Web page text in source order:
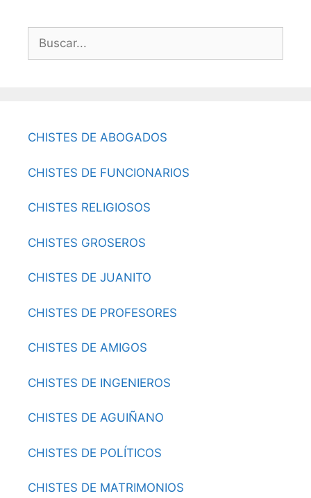
Buscar:
CHISTES DE ABOGADOS
CHISTES DE FUNCIONARIOS
CHISTES RELIGIOSOS
CHISTES GROSEROS
CHISTES DE JUANITO
CHISTES DE PROFESORES
CHISTES DE AMIGOS
CHISTES DE INGENIEROS
CHISTES DE AGUIÑANO
CHISTES DE POLÍTICOS
CHISTES DE MATRIMONIOS